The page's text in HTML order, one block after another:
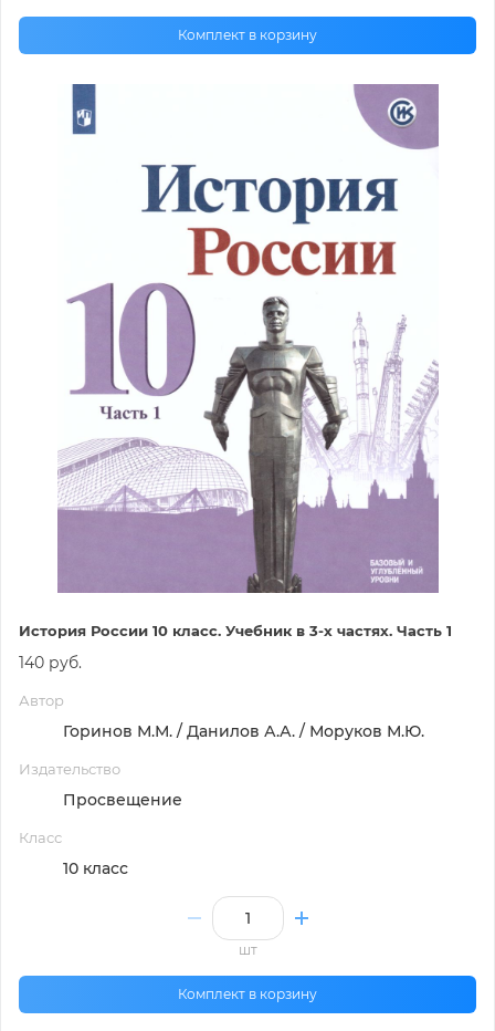
Комплект в корзину
История России 10 класс. Учебник в 3-х частях. Часть 1
140 руб.
Автор
Горинов М.М. / Данилов А.А. / Моруков М.Ю.
Издательство
Просвещение
Класс
10 класс
шт
Комплект в корзину